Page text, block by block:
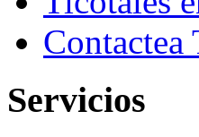
Contactea
Servicios